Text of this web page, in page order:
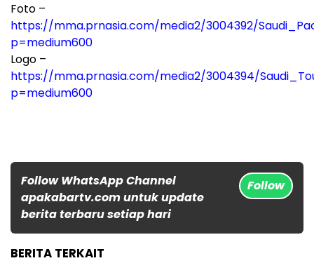
Foto –
https://mma.prnasia.com/media2/3004392/
p=medium600
Logo –
https://mma.prnasia.com/media2/3004394/
p=medium600
Follow WhatsApp Channel
apakabartv.com untuk update
berita terbaru setiap hari
Follow
BERITA TERKAIT